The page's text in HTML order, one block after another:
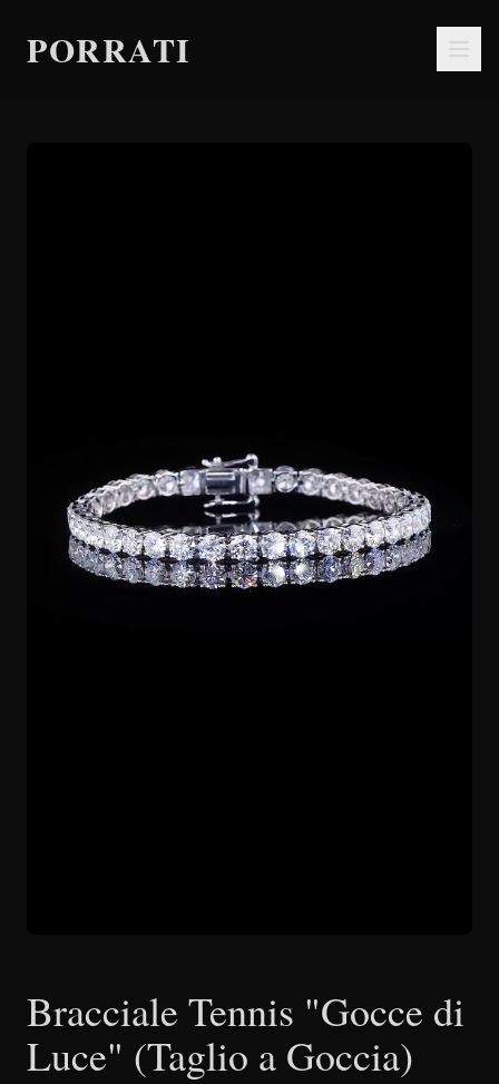
PORRATI
Bracciale Tennis "Gocce di
Luce" (Taglio a Goccia)